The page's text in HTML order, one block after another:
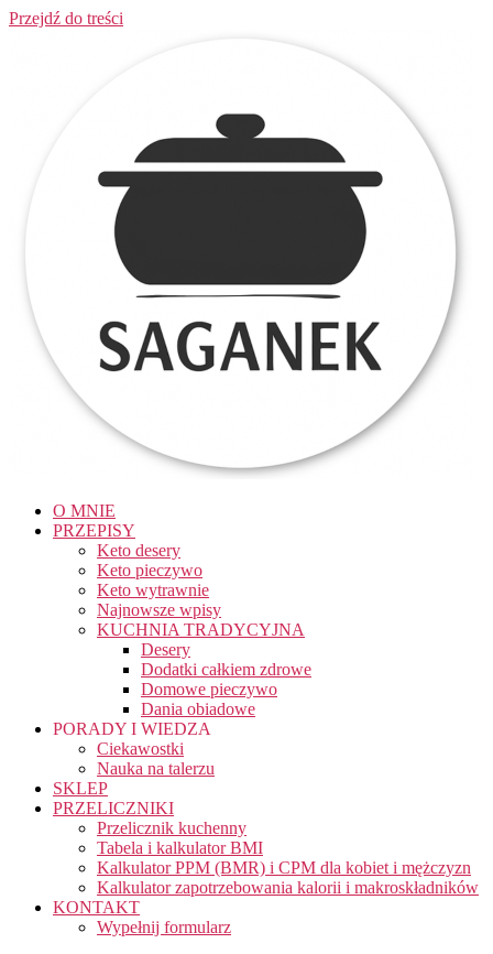
Przejdź do treści
O MNIE
PRZEPISY
Keto desery
Keto pieczywo
Keto wytrawnie
Najnowsze wpisy
KUCHNIA TRADYCYJNA
Desery
Dodatki całkiem zdrowe
Domowe pieczywo
Dania obiadowe
PORADY I WIEDZA
Ciekawostki
Nauka na talerzu
SKLEP
PRZELICZNIKI
Przelicznik kuchenny
Tabela i kalkulator BMI
Kalkulator PPM (BMR) i CPM dla kobiet i mężczyzn
Kalkulator zapotrzebowania kalorii i makroskładników
KONTAKT
Wypełnij formularz